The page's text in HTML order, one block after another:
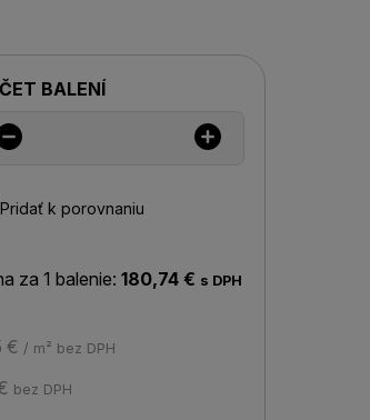
BALENÍ
Pridať k porovnaniu
za 1 balenie: 180,74 € s DPH
€ / m² bez DPH
bez DPH